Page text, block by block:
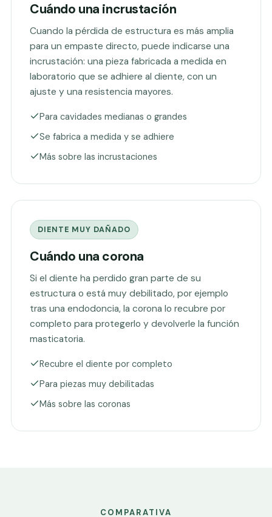
Cuándo una incrustación
Cuando la pérdida de estructura es más amplia
para un empaste directo, puede indicarse una
incrustación: una pieza fabricada a medida en
laboratorio que se adhiere al diente, con un
ajuste y una resistencia mayores.
Para cavidades medianas o grandes
Se fabrica a medida y se adhiere
Más sobre las incrustaciones
DIENTE MUY DAÑADO
Cuándo una corona
Si el diente ha perdido gran parte de su
estructura o está muy debilitado, por ejemplo
tras una endodoncia, la corona lo recubre por
completo para protegerlo y devolverle la función
masticatoria.
Recubre el diente por completo
Para piezas muy debilitadas
Más sobre las coronas
COMPARATIVA